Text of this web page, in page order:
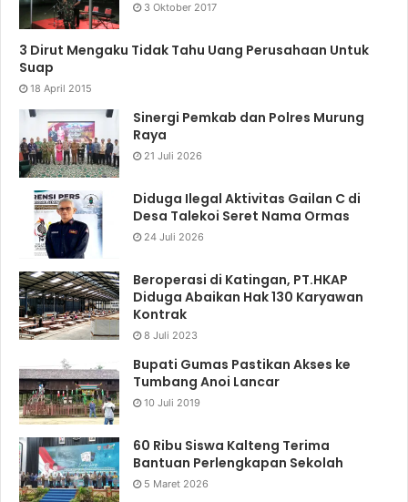
3 Oktober 2017
3 Dirut Mengaku Tidak Tahu Uang Perusahaan Untuk
Suap
18 April 2015
Sinergi Pemkab dan Polres Murung
Raya
21 Juli 2026
Diduga Ilegal Aktivitas Gailan C di
Desa Talekoi Seret Nama Ormas
24 Juli 2026
Beroperasi di Katingan, PT.HKAP
Diduga Abaikan Hak 130 Karyawan
Kontrak
8 Juli 2023
Bupati Gumas Pastikan Akses ke
Tumbang Anoi Lancar
10 Juli 2019
60 Ribu Siswa Kalteng Terima
Bantuan Perlengkapan Sekolah
5 Maret 2026